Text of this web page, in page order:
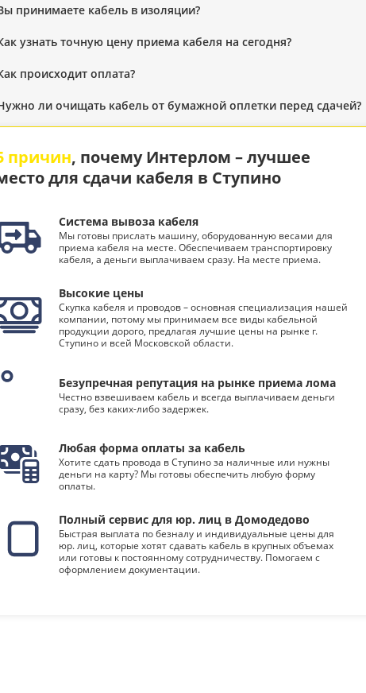
принимаете кабель в изоляции?
узнать точную цену приема кабеля на сегодня?
происходит оплата?
ли очищать кабель от бумажной оплетки перед сдачей?
причин, почему Интерлом – лучшее
для сдачи кабеля в Ступино
Система вывоза кабеля
Мы готовы прислать машину, оборудованную весами для
приема кабеля на месте. Обеспечиваем транспортировку
кабеля, а деньги выплачиваем сразу. На месте приема.
Высокие цены
Скупка кабеля и проводов – основная специализация нашей
компании, потому мы принимаем все виды кабельной
продукции дорого, предлагая лучшие цены на рынке г.
Ступино и всей Московской области.
Безупречная репутация на рынке приема лома
Честно взвешиваем кабель и всегда выплачиваем деньги
сразу, без каких-либо задержек.
Любая форма оплаты за кабель
Хотите сдать провода в Ступино за наличные или нужны
деньги на карту? Мы готовы обеспечить любую форму
оплаты.
Полный сервис для юр. лиц в Домодедово
Быстрая выплата по безналу и индивидуальные цены для
юр. лиц, которые хотят сдавать кабель в крупных объемах
или готовы к постоянному сотрудничеству. Помогаем с
оформлением документации.